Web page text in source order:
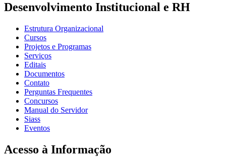
Desenvolvimento Institucional e RH
Estrutura Organizacional
Cursos
Projetos e Programas
Serviços
Editais
Documentos
Contato
Perguntas Frequentes
Concursos
Manual do Servidor
Siass
Eventos
Acesso à Informação